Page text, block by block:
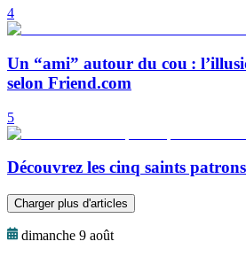
4
Un “ami” autour du cou :
selon Friend.com
5
Découvrez les cinq saints
Charger plus d'articles
dimanche 9 août